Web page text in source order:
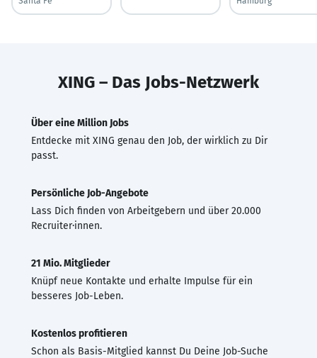
XING – Das Jobs-Netzwerk
Über eine Million Jobs
Entdecke mit XING genau den Job, der wirklich zu Dir
passt.
Persönliche Job-Angebote
Lass Dich finden von Arbeitgebern und über 20.000
Recruiter·innen.
21 Mio. Mitglieder
Knüpf neue Kontakte und erhalte Impulse für ein
besseres Job-Leben.
Kostenlos profitieren
Schon als Basis-Mitglied kannst Du Deine Job-Suche